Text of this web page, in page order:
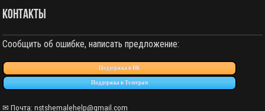
КОНТАКТЫ
Сообщить об ошибке, написать предложение:
Поддержка в ВК
Поддержка в Телеграм
✉ Почта: nstshemalehelp@gmail.com